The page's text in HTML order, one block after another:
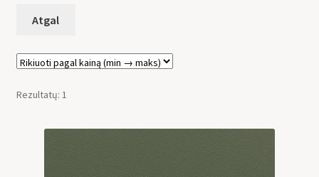
Profilis
Rezultatų: 1